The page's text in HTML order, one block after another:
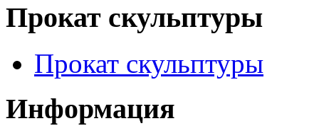
Прокат скульптуры
Прокат скульптуры
Информация